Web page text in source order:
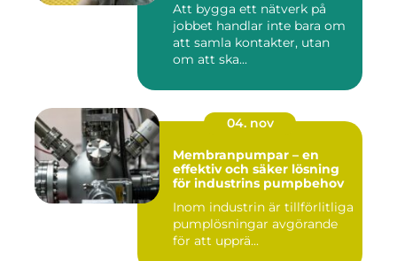
Att bygga ett nätverk på
jobbet handlar inte bara om
att samla kontakter, utan
om att ska...
04. nov
Membranpumpar – en
effektiv och säker lösning
för industrins pumpbehov
Inom industrin är tillförlitliga
pumplösningar avgörande
för att upprä...